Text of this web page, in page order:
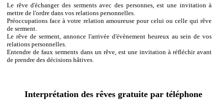
Le rêve d'échanger des serments avec des personnes, est une invitation à
mettre de l'ordre dans vos relations personnelles.
Préoccupations face à votre relation amoureuse pour celui ou celle qui rêve
de serment.
Le rêve de serment, annonce l'arrivée d'évènement heureux au sein de vos
relations personnelles.
Entendre de faux serments dans un rêve, est une invitation à réfléchir avant
de prendre des décisions hâtives.
Interprétation des rêves gratuite par téléphone